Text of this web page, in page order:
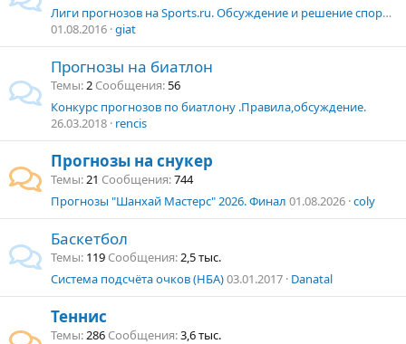
Лиги прогнозов на Sports.ru. Обсуждение и решение спорных вопросов
01.08.2016 giat
Прогнозы на биатлон
Темы 2 Сообщения 56
Конкурс прогнозов по биатлону .Правила,обсуждение.
26.03.2018 rencis
Прогнозы на снукер
Темы 21 Сообщения 744
Прогнозы "Шанхай Мастерс" 2026. Финал 01.08.2026 coly
Баскетбол
Темы 119 Сообщения 2,5 тыс.
Система подсчёта очков (НБА)03.01.2017 Danatal
Теннис
Темы 286 Сообщения 3,6 тыс.